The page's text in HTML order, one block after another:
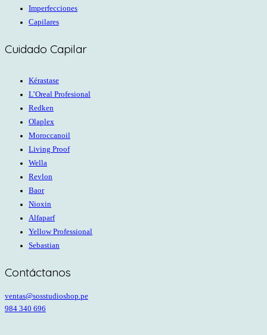
Imperfecciones
Capilares
Cuidado Capilar
Kérastase
L’Oreal Profesional
Redken
Olaplex
Moroccanoil
Living Proof
Wella
Revlon
Baor
Nioxin
Alfaparf
Yellow Professional
Sebastian
Contáctanos
ventas@sosstudioshop.pe
984 340 696